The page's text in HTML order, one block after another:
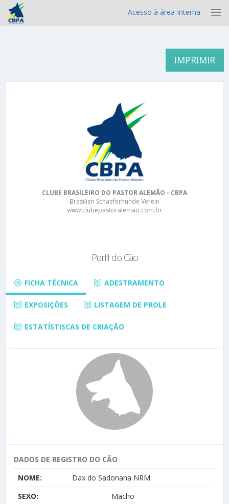
Acesso à área Interna
IMPRIMIR
CLUBE BRASILEIRO DO PASTOR ALEMÃO - CBPA
Brasilien Schaeferhunde Verein
www.clubepastoralemao.com.br
Perfil do Cão
FICHA TÉCNICA ADESTRAMENTO
EXPOSIÇÕES LISTAGEM DE PROLE
ESTATÍSTISCAS DE CRIAÇÃO
DADOS DE REGISTRO DO CÃO
NOME:
Dax do Sadonana NRM
SEXO:
Macho